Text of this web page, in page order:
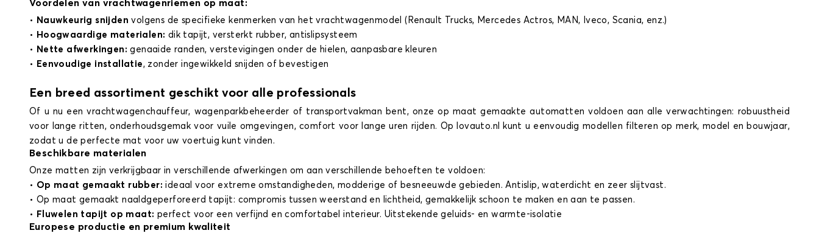
Voordelen van vrachtwagenriemen op maat:
• Nauwkeurig snijden volgens de specifieke kenmerken van het vrachtwagenmodel (Renault Trucks, Mercedes Actros, MAN, Iveco, Scania, enz.)
•
Hoogwaardige materialen: dik tapijt, versterkt rubber, antislipsysteem
•
Nette afwerkingen: genaaide randen, verstevigingen onder de hielen, aanpasbare kleuren
•
Eenvoudige installatie, zonder ingewikkeld snijden of bevestigen
Een breed assortiment geschikt voor alle professionals
Of u nu een vrachtwagenchauffeur, wagenparkbeheerder of transportvakman bent, onze op maat gemaakte automatten voldoen aan alle verwachtingen: robuustheid
voor lange ritten, onderhoudsgemak voor vuile omgevingen, comfort voor lange uren rijden. Op lovauto.nl kunt u eenvoudig modellen filteren op merk, model en bouwjaar,
zodat u de perfecte mat voor uw voertuig kunt vinden.
Beschikbare materialen
Onze matten zijn verkrijgbaar in verschillende afwerkingen om aan verschillende behoeften te voldoen:
• Op maat gemaakt rubber: ideaal voor extreme omstandigheden, modderige of besneeuwde gebieden. Antislip, waterdicht en zeer slijtvast.
• Op maat gemaakt naaldgeperforeerd tapijt: compromis tussen weerstand en lichtheid, gemakkelijk schoon te maken en aan te passen.
•
Fluwelen tapijt op maat: perfect voor een verfijnd en comfortabel interieur. Uitstekende geluids- en warmte-isolatie
Europese productie en premium kwaliteit